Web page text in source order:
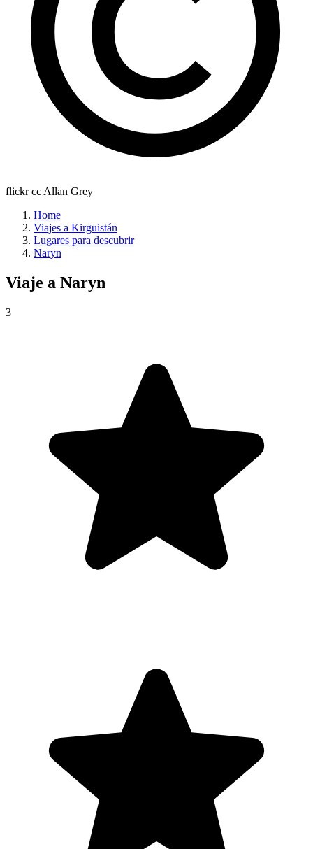
flickr cc Allan Grey
Home
Viajes a Kirguistán
Lugares para descubrir
Naryn
Viaje a Naryn
3